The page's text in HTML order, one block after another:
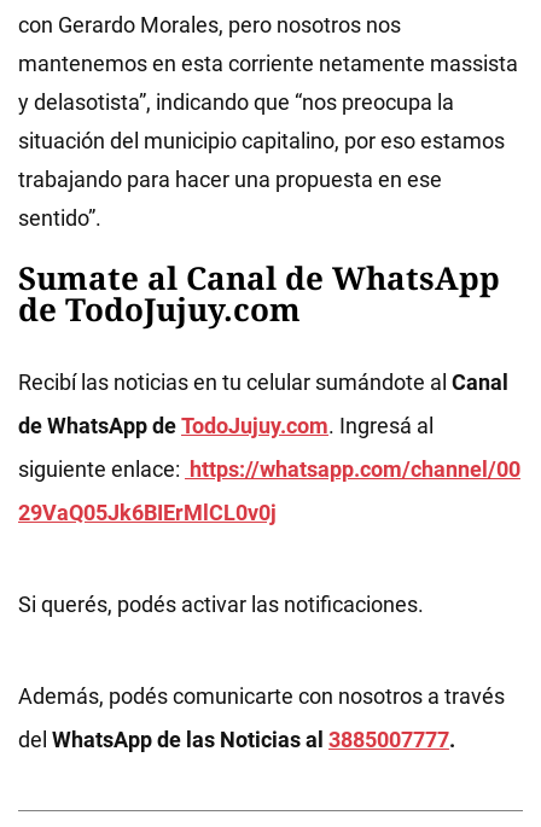
con Gerardo Morales, pero nosotros nos
mantenemos en esta corriente netamente massista
y delasotista”, indicando que “nos preocupa la
situación del municipio capitalino, por eso estamos
trabajando para hacer una propuesta en ese
sentido”.
Sumate al Canal de WhatsApp
de TodoJujuy.com
Recibí las noticias en tu celular sumándote al Canal
de WhatsApp deTodoJujuy.com. Ingresá al
siguiente enlace: https://whatsapp.com/channel/00
29VaQ05Jk6BIErMlCL0v0j
Si querés, podés activar las notificaciones.
Además, podés comunicarte con nosotros a través
del WhatsApp de las Noticias al 3885007777.